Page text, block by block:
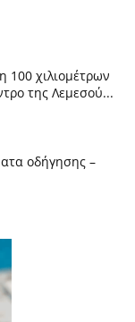
100 χιλιομέτρων
της Λεμεσού...
οδήγησης –